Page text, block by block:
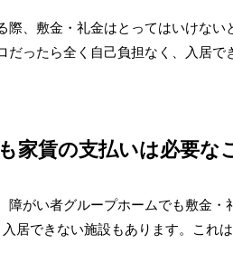
際、敷金・礼金はとってはいけな
だったら全く自己負担なく、入居で
家賃の支払いは必要な
障がい者グループホームでも敷金
居できない施設もあります。これ